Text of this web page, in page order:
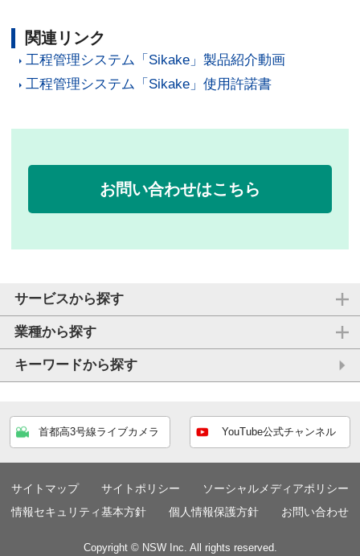
関連リンク
工程管理システム「Sikake」製品紹介動画
工程管理システム「Sikake」使用許諾書
お問い合わせはこちら
サービスから探す
業種から探す
キーワードから探す
首都高3号線ライブカメラ YouTube公式チャンネル
サイトマップ サイトポリシー
ソーシャルメディアポリシー
情報セキュリティ基本方針
個人情報保護方針 お問い合わせ
Copyright © NSW Inc. All rights reserved.